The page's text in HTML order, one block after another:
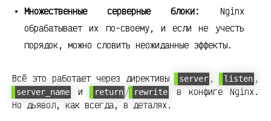
Множественные серверные блоки:
Nginx
обрабатывает их по-своему, и если не учесть
порядок, можно словить неожиданные эффекты.
Всё это работает через директивы server , listen ,
server_name и return / rewrite
в конфиге Nginx.
Но дьявол, как всегда, в деталях.